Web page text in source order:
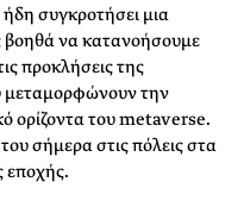
συγκροτήσει μια
βοηθά να κατανοήσουμε
προκλήσεις της
μεταμορφώνουν την
ορίζοντα του metaverse.
σήμερα στις πόλεις στα
εποχής.